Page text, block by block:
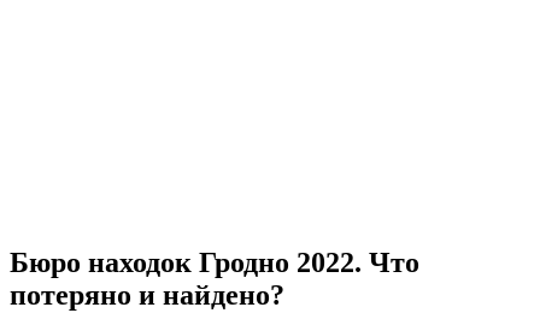
Бюро находок Гродно 2022. Что
потеряно и найдено?